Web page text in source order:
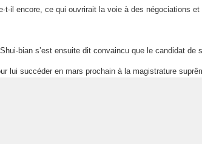
t-il encore, ce qui ouvrirait la voie à des négociations
bian s’est ensuite dit convaincu que le candidat
lui succéder en mars prochain à la magistrature